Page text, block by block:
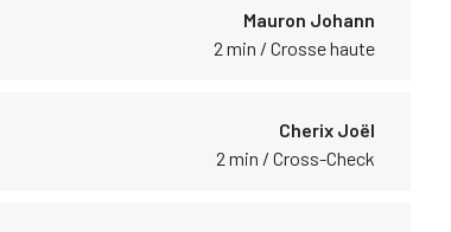
Mauron Johann
2 min / Crosse haute
Cherix Joël
2 min / Cross-Check